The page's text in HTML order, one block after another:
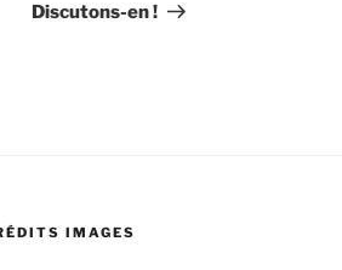
Discutons-en !
IMAGES